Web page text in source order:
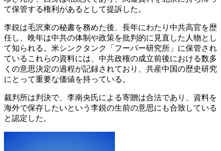
て保管する権利があるとして提訴した。
李鋭は毛沢東の秘書を務めた後、長年にわたり中共高官を歴
任し、晩年は中共の体制や政策を批判的に見直した人物とし
て知られる。米シンクタンク「フーバー研究所」に保管され
ているこれらの資料には、中共政権の成立前後における数多
くの意思決定の過程が記録されており、共産中国の歴史研究
にとって重要な価値を持っている。
裁判所は判決で、李南央氏による寄贈は合法であり、資料を
海外で保存したいという李鋭の生前の意思にも合致している
と認定した。